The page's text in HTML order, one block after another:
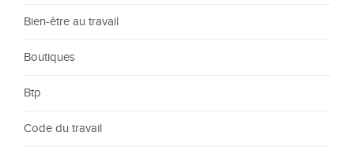
Bien-être au travail
Boutiques
Btp
Code du travail